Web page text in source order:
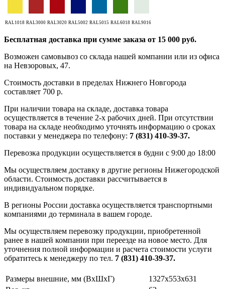
RAL1018 RAL3000 RAL3020 RAL5002 RAL5015 RAL6018 RAL9016
Бесплатная доставка при сумме заказа от 15 000 руб.
Возможен самовывоз со склада нашей компании или из офиса
на Невзоровых, 47.
Стоимость доставки в пределах Нижнего Новгорода
составляет 700 р.
При наличии товара на складе, доставка товара
осуществляется в течение 2-х рабочих дней. При отсутствии
товара на складе необходимо уточнять информацию о сроках
поставки у менеджера по телефону: 7 (831) 410-39-37.
Перевозка продукции осуществляется в будни с 9:00 до 18:00
Мы осуществляем доставку в другие регионы Нижегородской
области. Стоимость доставки рассчитывается в
индивидуальном порядке.
В регионы России доставка осуществляется транспортными
компаниями до терминала в вашем городе.
Мы осуществляем перевозку продукции, приобретенной
ранее в нашей компании при переезде на новое место. Для
уточнения полной информации и расчета стоимости услуги
обратитесь к менеджеру по тел. 7 (831) 410-39-37.
Размеры внешние, мм (ВхШхГ)
1327x553x631